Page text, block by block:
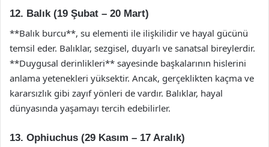
12. Balık (19 Şubat – 20 Mart)
**Balık burcu**, su elementi ile ilişkilidir ve hayal gücünü
temsil eder. Balıklar, sezgisel, duyarlı ve sanatsal bireylerdir.
**Duygusal derinlikleri** sayesinde başkalarının hislerini
anlama yetenekleri yüksektir. Ancak, gerçeklikten kaçma ve
kararsızlık gibi zayıf yönleri de vardır. Balıklar, hayal
dünyasında yaşamayı tercih edebilirler.
13. Ophiuchus (29 Kasım – 17 Aralık)